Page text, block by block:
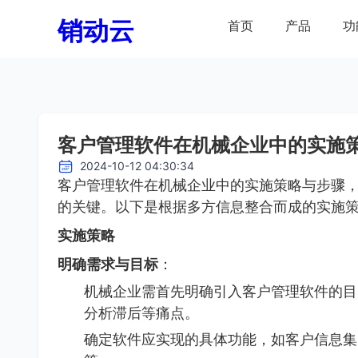
销动云 首页 产品 功
客户管理软件在机械企业中的实施
2024-10-12 04:30:34
客户管理软件在机械企业中的实施策略与步骤
的关键。以下是根据多方信息整合而成的实施
实施策略
明确需求与目标：
机械企业需首先明确引入客户管理软件的
分析滞后等痛点。
确定软件应实现的具体功能，如客户信息